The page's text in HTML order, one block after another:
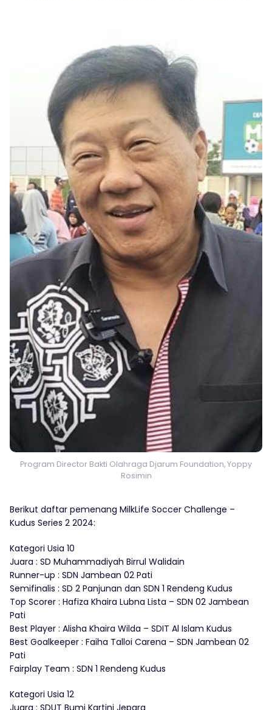
Program Director Bakti Olahraga Djarum Foundation, Yoppy
Rosimin
Berikut daftar pemenang MilkLife Soccer Challenge –
Kudus Series 2 2024:
Kategori Usia 10
Juara : SD Muhammadiyah Birrul Walidain
Runner-up : SDN Jambean 02 Pati
Semifinalis : SD 2 Panjunan dan SDN 1 Rendeng Kudus
Top Scorer : Hafiza Khaira Lubna Lista – SDN 02 Jambean
Pati
Best Player : Alisha Khaira Wilda – SDIT Al Islam Kudus
Best Goalkeeper : Faiha Talloi Carena – SDN Jambean 02
Pati
Fairplay Team : SDN 1 Rendeng Kudus
Kategori Usia 12